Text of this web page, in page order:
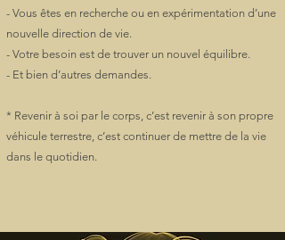
- Vous êtes en recherche ou en expérimentation d’une
nouvelle direction de vie.
- Votre besoin est de trouver un nouvel équilibre.
- Et bien d’autres demandes.
* Revenir à soi par le corps, c’est revenir à son propre
véhicule terrestre, c’est continuer de mettre de la vie
dans le quotidien.